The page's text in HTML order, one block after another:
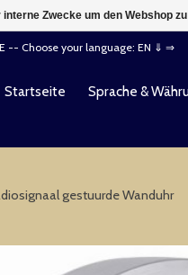
-- Choose your language: EN ⇓ ⇒
Startseite Sprache &
gestuurde Wanduhr
Zwecke um den Webshop